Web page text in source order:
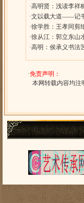
·高明贤：浅读李祥
·文以载大道——记
·徐学胜：王孝同剪
·徐从江：郭立东山
·高明：侯承义书法
·免责声明：
本网转载内容均注